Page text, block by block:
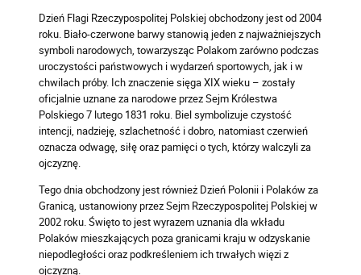
Dzień Flagi Rzeczypospolitej Polskiej obchodzony jest od 2004
roku. Biało-czerwone barwy stanowią jeden z najważniejszych
symboli narodowych, towarzysząc Polakom zarówno podczas
uroczystości państwowych i wydarzeń sportowych, jak i w
chwilach próby. Ich znaczenie sięga XIX wieku – zostały
oficjalnie uznane za narodowe przez Sejm Królestwa
Polskiego 7 lutego 1831 roku. Biel symbolizuje czystość
intencji, nadzieję, szlachetność i dobro, natomiast czerwień
oznacza odwagę, siłę oraz pamięci o tych, którzy walczyli za
ojczyznę.
Tego dnia obchodzony jest również Dzień Polonii i Polaków za
Granicą, ustanowiony przez Sejm Rzeczypospolitej Polskiej w
2002 roku. Święto to jest wyrazem uznania dla wkładu
Polaków mieszkających poza granicami kraju w odzyskanie
niepodległości oraz podkreśleniem ich trwałych więzi z
ojczyzną.